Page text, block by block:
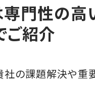
門性の高
ご紹介
の課題解決や重